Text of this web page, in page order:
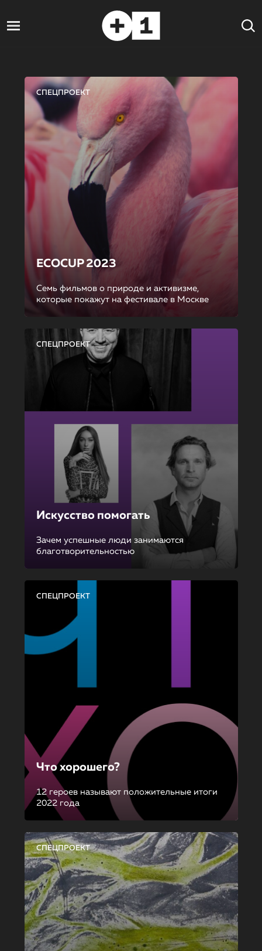
СПЕЦПРОЕКТ
ECOCUP 2023
Семь фильмов о природе и активизме,
которые покажут на фестивале в Москве
СПЕЦПРОЕКТ
Искусство помогать
Зачем успешные люди занимаются
благотворительностью
СПЕЦПРОЕКТ
Что хорошего?
12 героев называют положительные итоги
2022 года
СПЕЦПРОЕКТ